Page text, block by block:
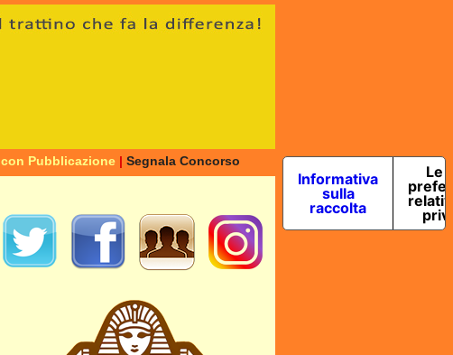
Pubblicazione | Segnala Concorso
Informativa
sulla
raccolta
Le